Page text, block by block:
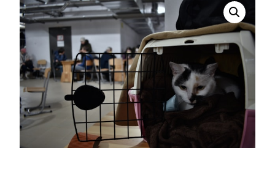
вмісту